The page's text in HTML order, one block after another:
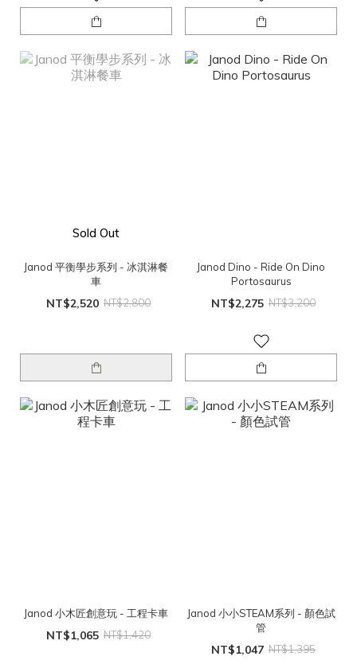
Sold Out
Janod 平衡學步系列 - 冰淇淋餐
車
NT$2,520 NT$2,800
Janod Dino - Ride On Dino
Portosaurus
NT$2,275 NT$3,200
Janod 小木匠創意玩 - 工程卡車
NT$1,065 NT$1,420
Janod 小小STEAM系列 - 顏色試
管
NT$1,047 NT$1,395